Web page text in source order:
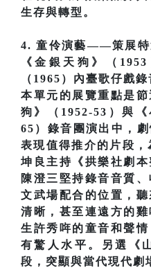
生存與轉型。
4. 童伶演藝——策展特
《金銀天狗》（
（1965）內臺歌仔戲錄
本單元的展覽重點是
狗》（1952-53）與
65）錄音團演出中，
表現值得推介的片段
坤良主持《拱樂社劇本
陳澄三堅持錄音音質
文武場配合的位置，
清晰，甚至連遠方的
生許秀哖的童音和聲
有驚人水平。另選《
段，突顯與當代現代劇